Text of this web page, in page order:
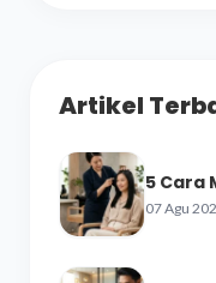
Artikel
5 Cara
07 Agu